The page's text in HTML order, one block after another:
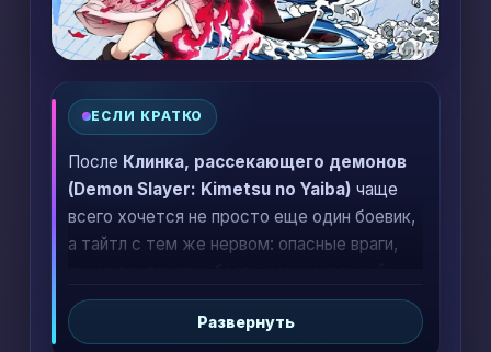
ЕСЛИ КРАТКО
После Клинка, рассекающего демонов
(Demon Slayer: Kimetsu no Yaiba) чаще
всего хочется не просто еще один боевик,
а тайтл с тем же нервом: опасные враги,
герой и ощущение, что каждая схватка
что-то меняет. Ниже — подборка аниме,
Развернуть